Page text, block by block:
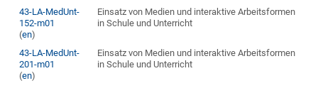
43-LA-MedUnt-
152-m01
(en)
Einsatz von Medien und interaktive Arbeitsformen
in Schule und Unterricht
43-LA-MedUnt-
201-m01
(en)
Einsatz von Medien und interaktive Arbeitsformen
in Schule und Unterricht